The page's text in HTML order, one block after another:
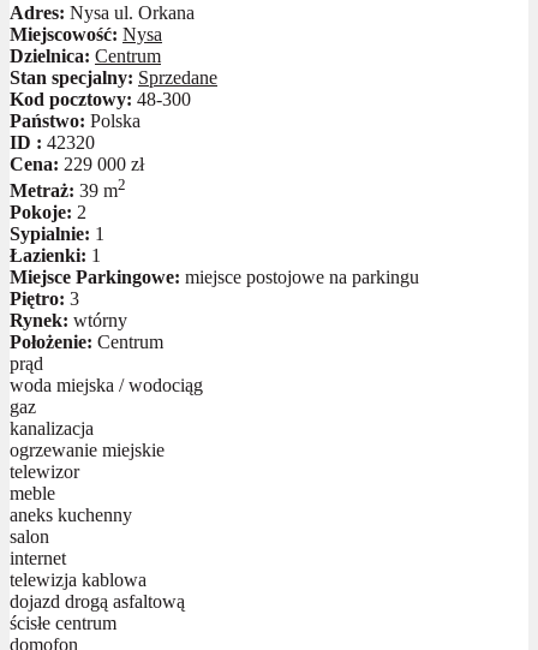
Adres: Nysa ul. Orkana
Miejscowość: Nysa
Dzielnica: Centrum
Stan specjalny: Sprzedane
Kod pocztowy: 48-300
Państwo: Polska
ID : 42320
Cena: 229 000 zł
Metraż: 39 m2
Pokoje: 2
Sypialnie: 1
Łazienki: 1
Miejsce Parkingowe: miejsce postojowe na parkingu
Piętro: 3
Rynek: wtórny
Położenie: Centrum
prąd
woda miejska / wodociąg
gaz
kanalizacja
ogrzewanie miejskie
telewizor
meble
aneks kuchenny
salon
internet
telewizja kablowa
dojazd drogą asfaltową
ścisłe centrum
domofon